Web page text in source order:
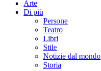
Arte
Di più
Persone
Teatro
Libri
Stile
Notizie dal mondo
Storia